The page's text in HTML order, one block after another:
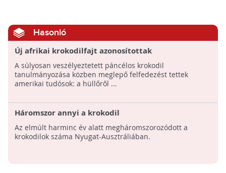
Hasonló
Új afrikai krokodilfajt azonosítottak
A súlyosan veszélyeztetett páncélos krokodil
tanulmányozása közben meglepő felfedezést tettek
amerikai tudósok: a hüllőről ...
Háromszor annyi a krokodil
Az elmúlt harminc év alatt megháromszorozódott a
krokodilok száma Nyugat-Ausztráliában.